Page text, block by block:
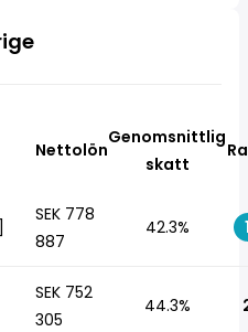
Nettolön
Genomsnittlig
skatt
SEK 778
887
42.3%
SEK 752
305
44.3%